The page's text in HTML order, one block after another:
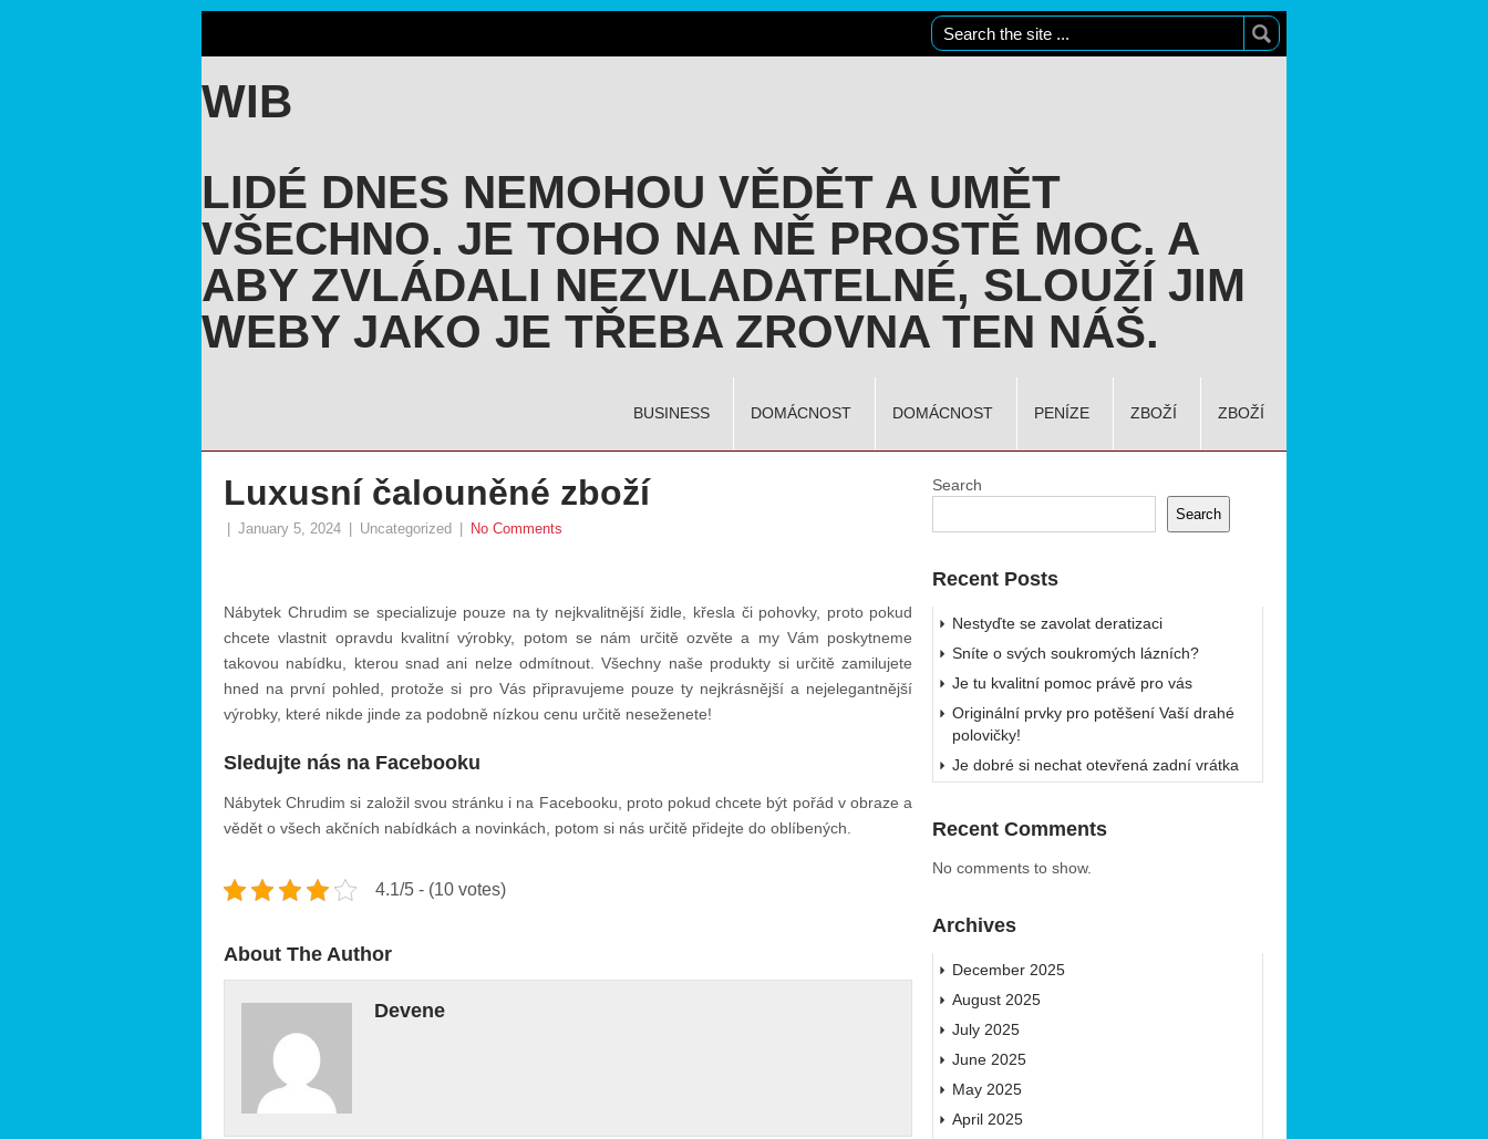
WIB
LIDÉ DNES NEMOHOU VĚDĚT A UMĚT
VŠECHNO. JE TOHO NA NĚ PROSTĚ MOC. A
ABY ZVLÁDALI NEZVLADATELNÉ, SLOUŽÍ JIM
WEBY JAKO JE TŘEBA ZROVNA TEN NÁŠ.
BUSINESS DOMÁCNOST DOMÁCNOST PENÍZE ZBOŽÍ ZBOŽÍ
Luxusní čalouněné zboží
January 5, 2024 Uncategorized No Comments
Nábytek Chrudim se specializuje pouze na ty nejkvalitnější židle, křesla či pohovky, proto pokud
chcete vlastnit opravdu kvalitní výrobky, potom se nám určitě ozvěte a my Vám poskytneme
takovou nabídku, kterou snad ani nelze odmítnout. Všechny naše produkty si určitě zamilujete
hned na první pohled, protože si pro Vás připravujeme pouze ty nejkrásnější a nejelegantnější
výrobky, které nikde jinde za podobně nízkou cenu určitě neseženete!
Sledujte nás na Facebooku
Nábytek Chrudim si založil svou stránku i na Facebooku, proto pokud chcete být pořád v obraze a
vědět o všech akčních nabídkách a novinkách, potom si nás určitě přidejte do oblíbených.
4.1/5 - (10 votes)
About The Author
Devene
Search
Search
Recent Posts
Nestyďte se zavolat deratizaci
Sníte o svých soukromých lázních?
Je tu kvalitní pomoc právě pro vás
Originální prvky pro potěšení Vaší drahé
polovičky!
Je dobré si nechat otevřená zadní vrátka
Recent Comments
No comments to show.
Archives
December 2025
August 2025
July 2025
June 2025
May 2025
April 2025